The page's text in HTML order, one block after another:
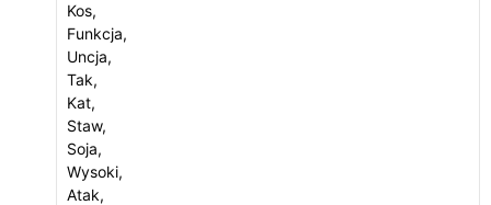
Kos,
Funkcja,
Uncja,
Tak,
Kat,
Staw,
Soja,
Wysoki,
Atak,